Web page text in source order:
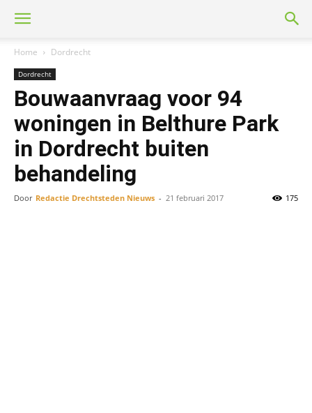
Home Dordrecht
Dordrecht
Bouwaanvraag voor 94
woningen in Belthure Park
in Dordrecht buiten
behandeling
Door Redactie Drechtsteden Nieuws - 21 februari 2017 175